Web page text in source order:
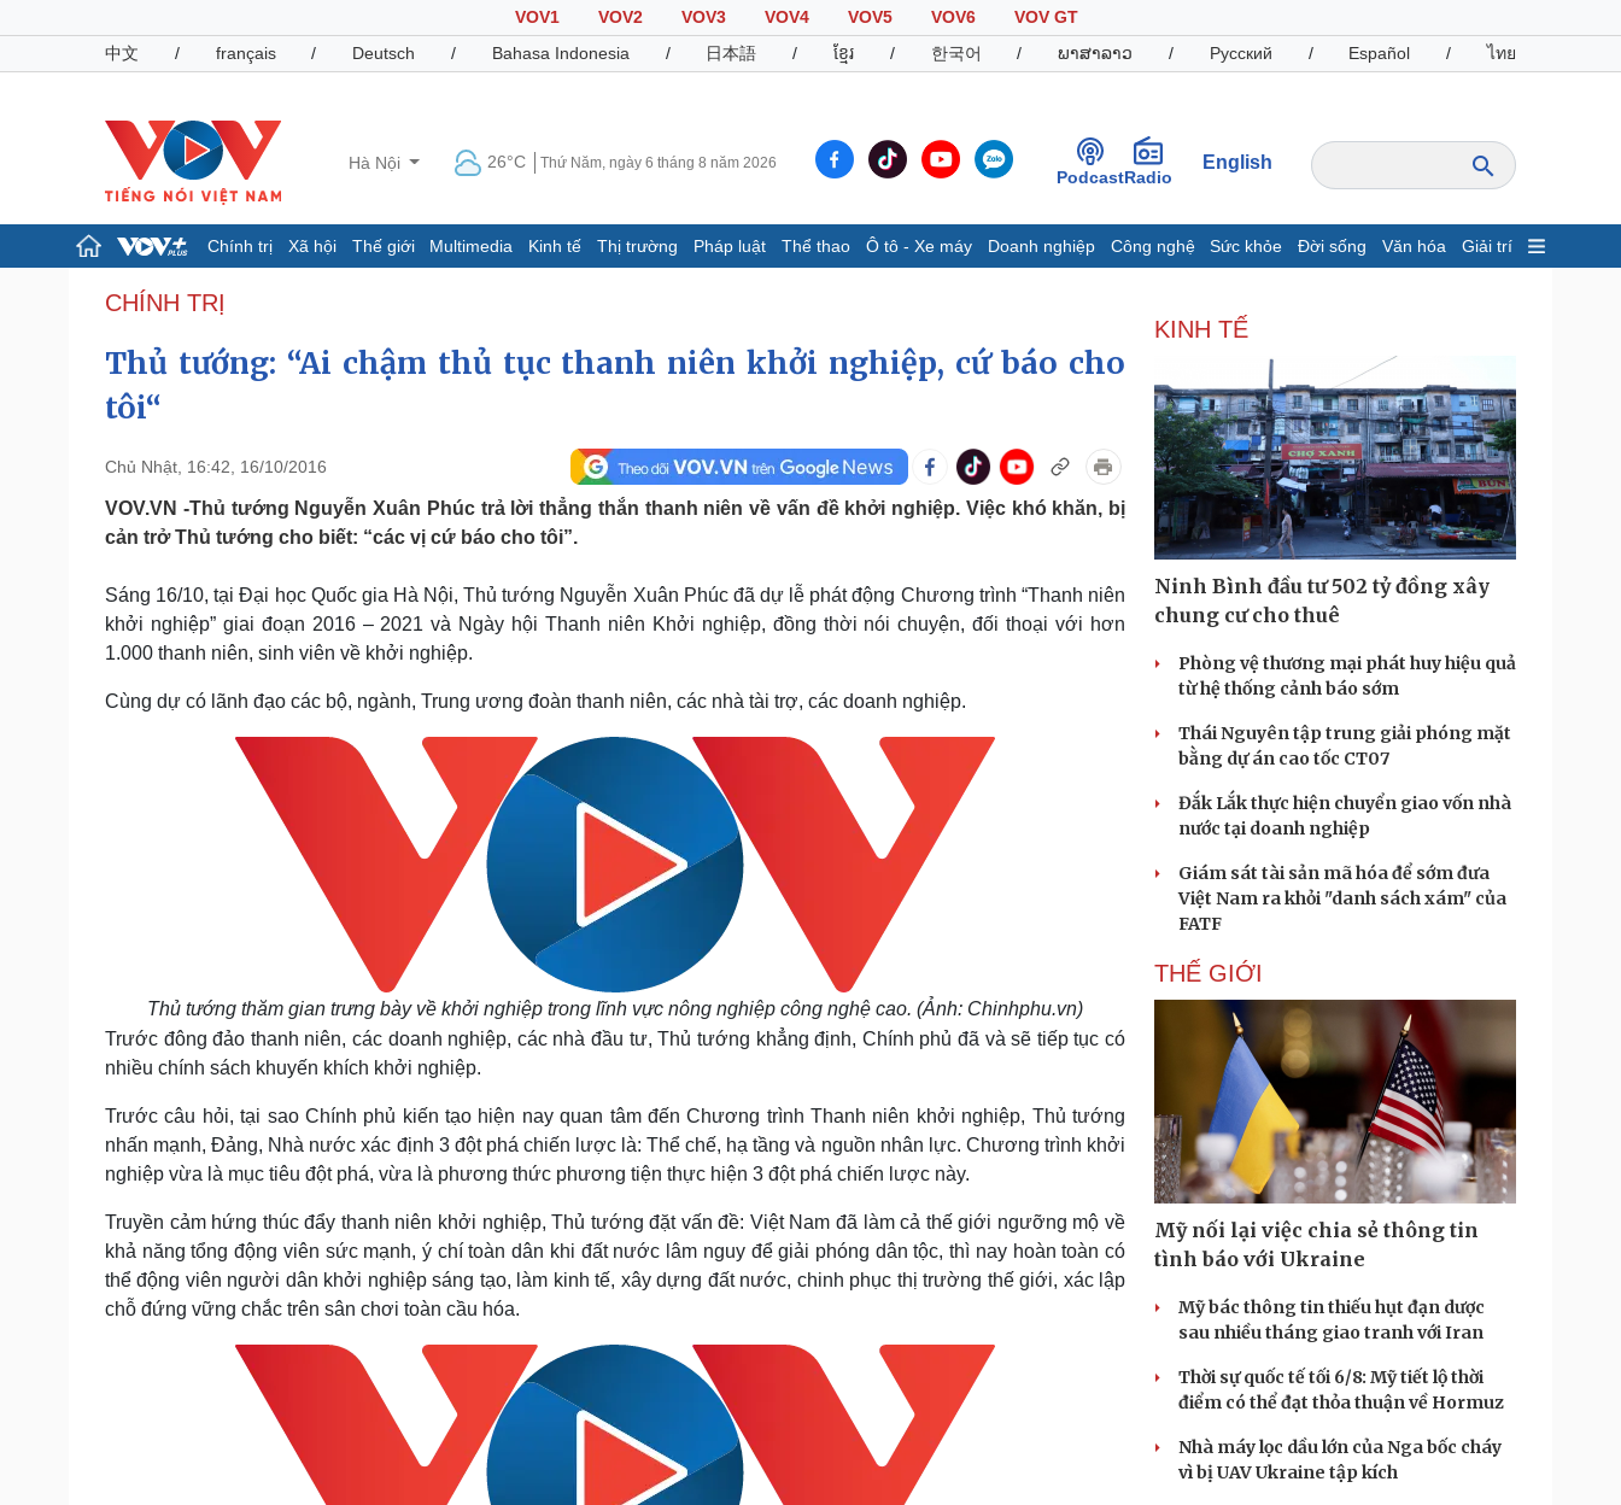
VOV1 VOV2 VOV3 VOV4 VOV5 VOV6
VOV GT
中文
/ français / Deutsch / Bahasa Indonesia / 日本語 / ខ្មែរ / 한국어 / ພາສາລາວ / Русский / Español / ไทย
Hà Nội 26°C Thứ Năm, ngày 6 tháng 8 năm 2026
PodcastRadio
English
Chính trị Xã hội Thế giới Multimedia Kinh tế Thị trường Pháp luật Thể thao Ô tô - Xe máy Doanh nghiệp Công nghệ Sức khỏe Đời sống Văn hóa Giải trí
Chính trị
Tổ chức nhân sự
Quốc hội
Nhận diện sự thật
Dự báo thời tiết
Giáo dục
Cuộc sống đó đây
Hồ sơ
Ảnh
E-Magazine
Bất động sản
Khởi nghiệp
Tỷ giá
Chứng khoán
Giá cà phê
Pháp luật
Vụ án
Quân sự - Quốc phòng
Vũ khí
Thể thao
eSports
Hậu trường
Ô tô - Xe máy
Doanh nghiệp
Thông tin doanh nghiệp
Doanh nghiệp 24h
Doanh nhân
Vì cộng đồng
Công nghệ
Sành điệu
Tin Công nghệ
Trải nghiệm
Chuyển đổi số
Dinh dưỡng - món ngon
Nhà đẹp
Tình yêu - Gia đình
Sân khấu - Điện ảnh
Nghệ sĩ
Sao Việt
Podcast
Đọc truyện đêm khuya
Cửa sổ tình yêu
Hạt giống tâm hồn
CHÍNH TRỊ
Thủ tướng: “Ai chậm thủ tục thanh niên khởi nghiệp, cứ báo cho
tôi“
Chủ Nhật, 16:42, 16/10/2016
VOV.VN -Thủ tướng Nguyễn Xuân Phúc trả lời thẳng thắn thanh niên về vấn đề khởi nghiệp. Việc khó khăn, bị
cản trở Thủ tướng cho biết: “các vị cứ báo cho tôi”.
Sáng 16/10, tại Đại học Quốc gia Hà Nội, Thủ tướng Nguyễn Xuân Phúc đã dự lễ phát động Chương trình “Thanh niên
khởi nghiệp” giai đoạn 2016 – 2021 và Ngày hội Thanh niên Khởi nghiệp, đồng thời nói chuyện, đối thoại với hơn
1.000 thanh niên, sinh viên về khởi nghiệp.
Cùng dự có lãnh đạo các bộ, ngành, Trung ương đoàn thanh niên, các nhà tài trợ, các doanh nghiệp.
Thủ tướng thăm gian trưng bày về khởi nghiệp trong lĩnh vực nông nghiệp công nghệ cao. (Ảnh: Chinhphu.vn)
Trước đông đảo thanh niên, các doanh nghiệp, các nhà đầu tư, Thủ tướng khẳng định, Chính phủ đã và sẽ tiếp tục có
nhiều chính sách khuyến khích khởi nghiệp.
Trước câu hỏi, tại sao Chính phủ kiến tạo hiện nay quan tâm đến Chương trình Thanh niên khởi nghiệp, Thủ tướng
nhấn mạnh, Đảng, Nhà nước xác định 3 đột phá chiến lược là: Thể chế, hạ tầng và nguồn nhân lực. Chương trình khởi
nghiệp vừa là mục tiêu đột phá, vừa là phương thức phương tiện thực hiện 3 đột phá chiến lược này.
Truyền cảm hứng thúc đẩy thanh niên khởi nghiệp, Thủ tướng đặt vấn đề: Việt Nam đã làm cả thế giới ngưỡng mộ về
khả năng tổng động viên sức mạnh, ý chí toàn dân khi đất nước lâm nguy để giải phóng dân tộc, thì nay hoàn toàn có
thể động viên người dân khởi nghiệp sáng tạo, làm kinh tế, xây dựng đất nước, chinh phục thị trường thế giới, xác lập
chỗ đứng vững chắc trên sân chơi toàn cầu hóa.
KINH TẾ
Ninh Bình đầu tư 502 tỷ đồng xây
chung cư cho thuê
Phòng vệ thương mại phát huy hiệu quả
từ hệ thống cảnh báo sớm
Thái Nguyên tập trung giải phóng mặt
bằng dự án cao tốc CT07
Đắk Lắk thực hiện chuyển giao vốn nhà
nước tại doanh nghiệp
Giám sát tài sản mã hóa để sớm đưa
Việt Nam ra khỏi "danh sách xám" của
FATF
THẾ GIỚI
Mỹ nối lại việc chia sẻ thông tin
tình báo với Ukraine
Mỹ bác thông tin thiếu hụt đạn dược
sau nhiều tháng giao tranh với Iran
Thời sự quốc tế tối 6/8: Mỹ tiết lộ thời
điểm có thể đạt thỏa thuận về Hormuz
Nhà máy lọc dầu lớn của Nga bốc cháy
vì bị UAV Ukraine tập kích